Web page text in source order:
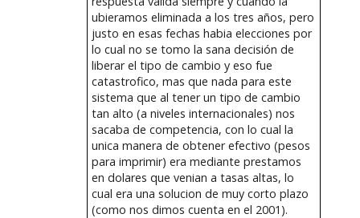
ubieramos eliminada a los tres años, pero
justo en esas fechas habia elecciones por
lo cual no se tomo la sana decisión de
liberar el tipo de cambio y eso fue
catastrofico, mas que nada para este
sistema que al tener un tipo de cambio
tan alto (a niveles internacionales) nos
sacaba de competencia, con lo cual la
unica manera de obtener efectivo (pesos
para imprimir) era mediante prestamos
en dolares que venian a tasas altas, lo
cual era una solucion de muy corto plazo
(como nos dimos cuenta en el 2001).